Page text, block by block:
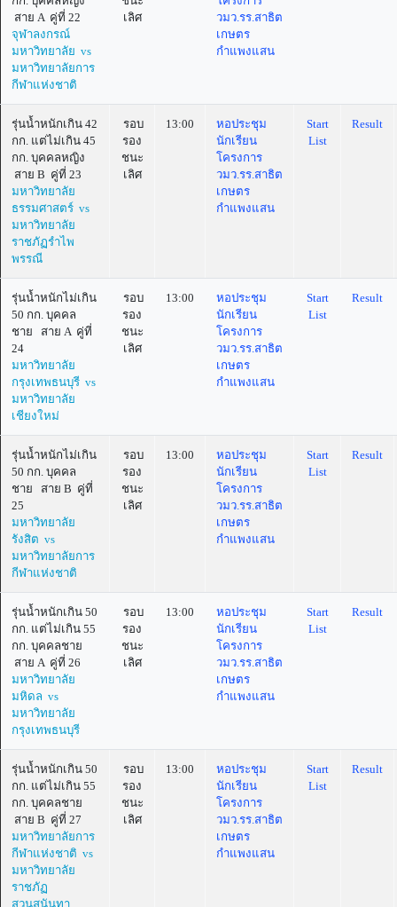
สาย A คู่ที่ 22
จุฬาลงกรณ์
มหาวิทยาลัย vs
มหาวิทยาลัยการ
กีฬาแห่งชาติ
เลิศ
วมว.รร.สาธิต
เกษตร
กำแพงแสน
รุ่นน้ำหนักเกิน 42
กก. แต่ไม่เกิน 45
กก. บุคคลหญิง
สาย B คู่ที่ 23
มหาวิทยาลัย
ธรรมศาสตร์ vs
มหาวิทยาลัย
ราชภัฏรำไพ
พรรณี
รอบ
รอง
ชนะ
เลิศ
13:00
หอประชุม
นักเรียน
โครงการ
วมว.รร.สาธิต
เกษตร
กำแพงแสน
Start
List
Result
รุ่นน้ำหนักไม่เกิน
50 กก. บุคคล
ชาย สาย A คู่ที่
24
มหาวิทยาลัย
กรุงเทพธนบุรี vs
มหาวิทยาลัย
เชียงใหม่
รอบ
รอง
ชนะ
เลิศ
13:00
หอประชุม
นักเรียน
โครงการ
วมว.รร.สาธิต
เกษตร
กำแพงแสน
Start
List
Result
รุ่นน้ำหนักไม่เกิน
50 กก. บุคคล
ชาย สาย B คู่ที่
25
มหาวิทยาลัย
รังสิต vs
มหาวิทยาลัยการ
กีฬาแห่งชาติ
รอบ
รอง
ชนะ
เลิศ
13:00
หอประชุม
นักเรียน
โครงการ
วมว.รร.สาธิต
เกษตร
กำแพงแสน
Start
List
Result
รุ่นน้ำหนักเกิน 50
กก. แต่ไม่เกิน 55
กก. บุคคลชาย
สาย A คู่ที่ 26
มหาวิทยาลัย
มหิดล vs
มหาวิทยาลัย
กรุงเทพธนบุรี
รอบ
รอง
ชนะ
เลิศ
13:00
หอประชุม
นักเรียน
โครงการ
วมว.รร.สาธิต
เกษตร
กำแพงแสน
Start
List
Result
รุ่นน้ำหนักเกิน 50
กก. แต่ไม่เกิน 55
กก. บุคคลชาย
สาย B คู่ที่ 27
มหาวิทยาลัยการ
กีฬาแห่งชาติ vs
มหาวิทยาลัย
ราชภัฏ
สวนสุนันทา
รอบ
รอง
ชนะ
เลิศ
13:00
หอประชุม
นักเรียน
โครงการ
วมว.รร.สาธิต
เกษตร
กำแพงแสน
Start
List
Result